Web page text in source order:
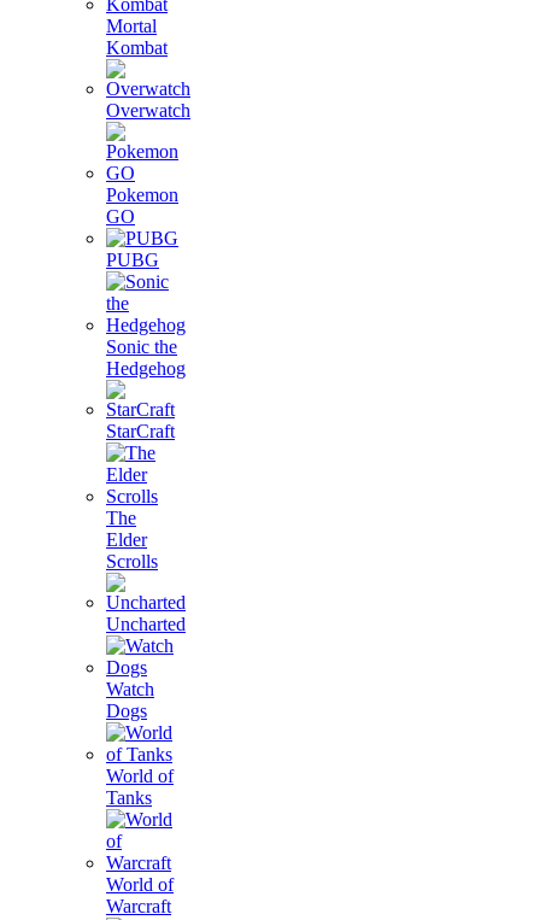
Mortal
Kombat
Overwatch
Pokemon
GO
PUBG
Sonic the
Hedgehog
StarCraft
The
Elder
Scrolls
Uncharted
Watch
Dogs
World of
Tanks
World of
Warcraft